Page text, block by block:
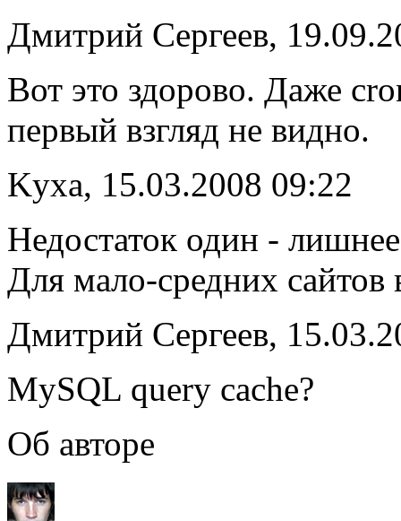
Дмитрий Сергеев,
Вот это здорово. Даже
первый взгляд не видно.
Kyхa, 15.03.2008 09:22
Недостаток один -
Для мало-средних сайтов
Дмитрий Сергеев,
MySQL query cache?
Об авторе